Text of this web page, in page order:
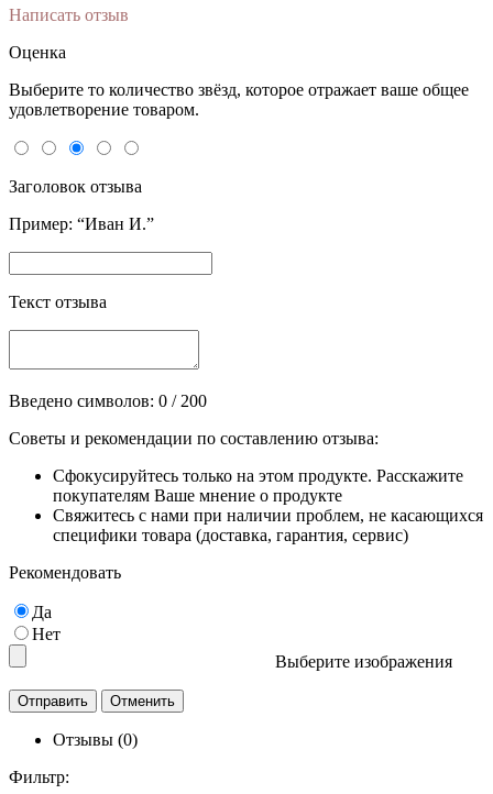
Написать отзыв
Оценка
Выберите то количество звёзд, которое отражает ваше общее
удовлетворение товаром.
Заголовок отзыва
Пример: “Иван И.”
Текст отзыва
Введено символов: 0 / 200
Советы и рекомендации по составлению отзыва:
Сфокусируйтесь только на этом продукте. Расскажите
покупателям Ваше мнение о продукте
Свяжитесь с нами при наличии проблем, не касающихся
специфики товара (доставка, гарантия, сервис)
Рекомендовать
Да
Нет
Выберите изображения
Отзывы (0)
Фильтр: